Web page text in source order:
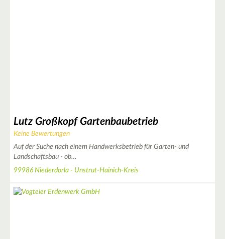
Lutz Großkopf Gartenbaubetrieb
Keine Bewertungen
Auf der Suche nach einem Handwerksbetrieb für Garten- und
Landschaftsbau - ob…
99986 Niederdorla - Unstrut-Hainich-Kreis